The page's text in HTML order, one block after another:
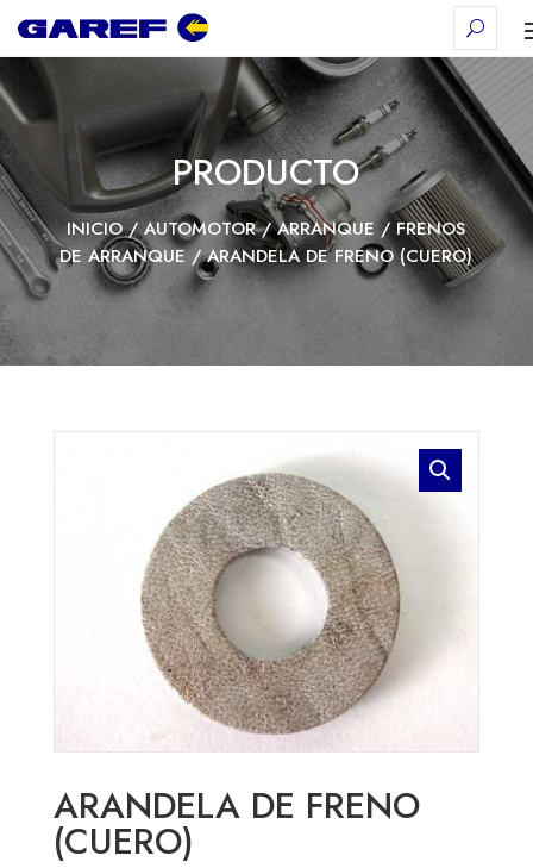
PRODUCTO
INICIO/AUTOMOTOR/ARRANQUE / FRENOS
DE ARRANQUE/ ARANDELA DE FRENO (CUERO)
ARANDELA DE FRENO
(CUERO)